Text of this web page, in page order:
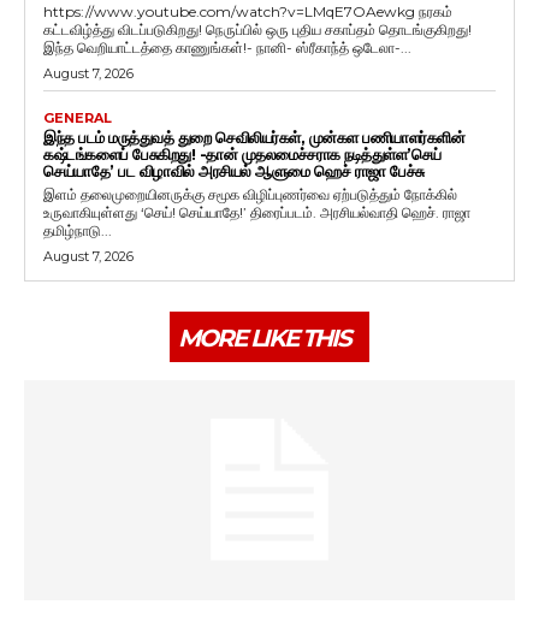
https://www.youtube.com/watch?v=LMqE7OAewkg நரகம்
கட்டவிழ்த்து விடப்படுகிறது! நெருப்பில் ஒரு புதிய சகாப்தம் தொடங்குகிறது!
இந்த வெறியாட்டத்தை காணுங்கள்!- நானி- ஸ்ரீகாந்த் ஒடேலா-...
August 7, 2026
GENERAL
இந்த படம் மருத்துவத் துறை செவிலியர்கள், முன்கள பணியாளர்களின்
கஷ்டங்களைப் பேசுகிறது! -தான் முதலமைச்சராக நடித்துள்ள’செய்
செய்யாதே’ பட விழாவில் அரசியல் ஆளுமை ஹெச் ராஜா பேச்சு
இளம் தலைமுறையினருக்கு சமூக விழிப்புணர்வை ஏற்படுத்தும் நோக்கில்
உருவாகியுள்ளது ‘செய்! செய்யாதே!’ திரைப்படம். அரசியல்வாதி ஹெச். ராஜா
தமிழ்நாடு...
August 7, 2026
MORE LIKE THIS